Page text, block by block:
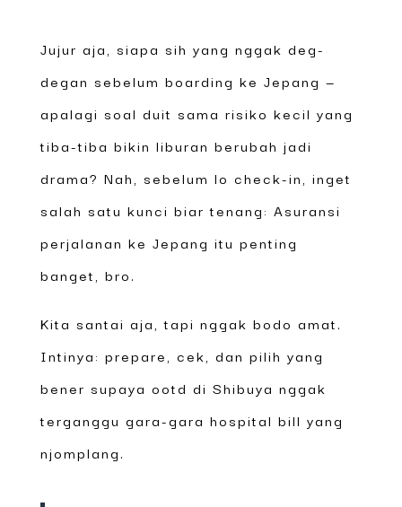
Jujur aja, siapa sih yang nggak deg-
degan sebelum boarding ke Jepang —
apalagi soal duit sama risiko kecil yang
tiba-tiba bikin liburan berubah jadi
drama? Nah, sebelum lo check-in, inget
salah satu kunci biar tenang: Asuransi
perjalanan ke Jepang itu penting
banget, bro.
Kita santai aja, tapi nggak bodo amat.
Intinya: prepare, cek, dan pilih yang
bener supaya ootd di Shibuya nggak
terganggu gara-gara hospital bill yang
njomplang.